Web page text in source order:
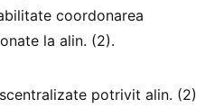
coordonarea
la alin. (2).
potrivit alin. (2)